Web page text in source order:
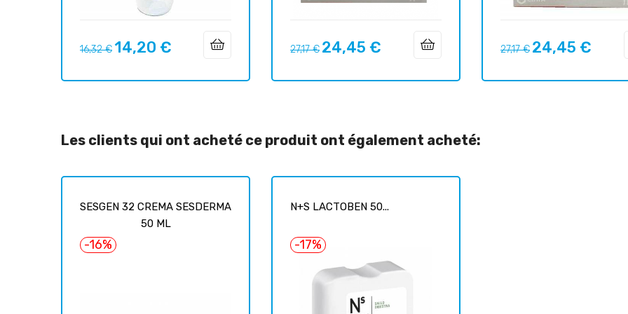
Prix
16,32 € Prix
14,20 €
Prix
27,17 € Prix
24,45 €
Prix
27,17 € Prix
24,45 €
Les clients qui ont acheté ce produit ont également acheté:
SESGEN 32 CREMA SESDERMA
50 ML
-16%
N+S LACTOBEN 50...
-17%